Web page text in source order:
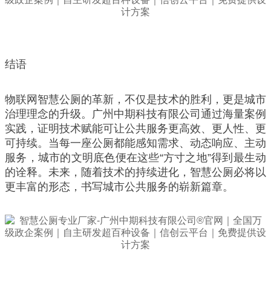
结语
物联网智慧公厕的革新，不仅是技术的胜利，更是城市
治理理念的升级。广州中期科技有限公司通过海量案例
实践，证明技术赋能可让公共服务更高效、更人性、更
可持续。当每一座公厕都能感知需求、动态响应、主动
服务，城市的文明底色便在这些“方寸之地”得到最生动
的诠释。未来，随着技术的持续进化，智慧公厕必将以
更丰富的形态，书写城市公共服务的崭新篇章。